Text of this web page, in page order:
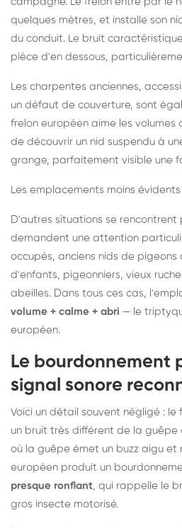
quelques mètres, et installe son
du conduit. Le bruit
pièce d'en dessous,
Les charpentes anciennes,
un défaut de couverture, sont
frelon européen aime les
de découvrir un nid suspendu à
grange, parfaitement visible une
Les emplacements moins évidents
D'autres situations se rencontrent
demandent une attention
occupés, anciens nids de
d'enfants, pigeonniers, vieux
abeilles. Dans tous ces cas,
volume + calme + abri — le
européen.
Le bourdonnement
signal sonore
Voici un détail souvent négligé :
un bruit très différent de la guêpe
où la guêpe émet un buzz aigu et
européen produit un
presque ronflant, qui rappelle le
gros insecte motorisé.